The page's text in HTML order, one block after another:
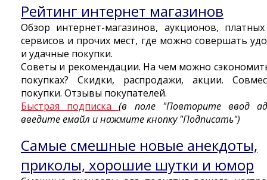
Рейтинг интернет магазинов
Обзор интернет-магазинов, аукционов,
сервисов и прочих мест, где можно совершать
и удачные покупки.
Советы и рекомендации. На чем можно
покупках? Скидки, распродажи, акции.
покупки. Отзывы покупателей.
Быстрая подписка(в поле "Повторите ввод
введите емайл и нажмите кнопку "Подписать")
Самые смешные новые анекдоты,
приколы, хорошие шутки и юмор